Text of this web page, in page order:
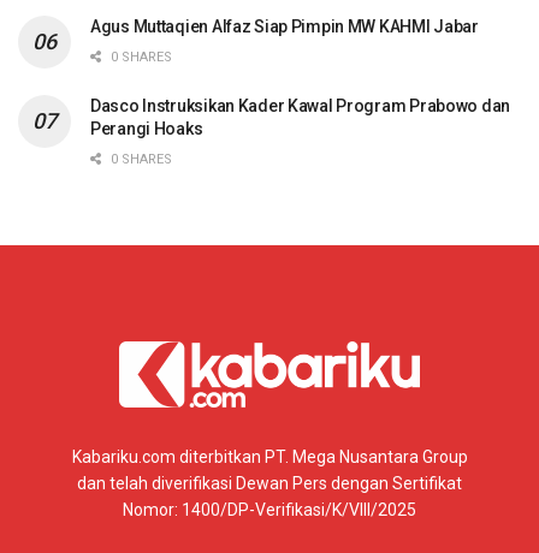
Agus Muttaqien Alfaz Siap Pimpin MW KAHMI Jabar
0 SHARES
Dasco Instruksikan Kader Kawal Program Prabowo dan
Perangi Hoaks
0 SHARES
Kabariku.com diterbitkan PT. Mega Nusantara Group
dan telah diverifikasi Dewan Pers dengan Sertifikat
Nomor: 1400/DP-Verifikasi/K/VIII/2025